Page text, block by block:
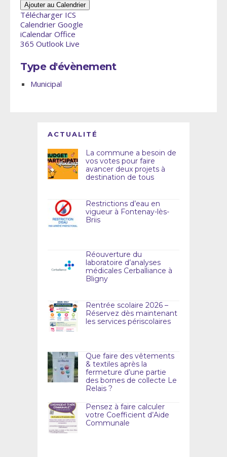
Ajouter au Calendrier
Télécharger ICS
Calendrier Google
iCalendar Office
365 Outlook Live
Type d'évènement
Municipal
ACTUALITÉ
La commune a besoin de
vos votes pour faire
avancer deux projets à
destination de tous
Restrictions d’eau en
vigueur à Fontenay-lès-
Briis
Réouverture du
laboratoire d’analyses
médicales Cerballiance à
Bligny
Rentrée scolaire 2026 –
Réservez dès maintenant
les services périscolaires
Que faire des vêtements
& textiles après la
fermeture d’une partie
des bornes de collecte Le
Relais ?
Pensez à faire calculer
votre Coefficient d’Aide
Communale